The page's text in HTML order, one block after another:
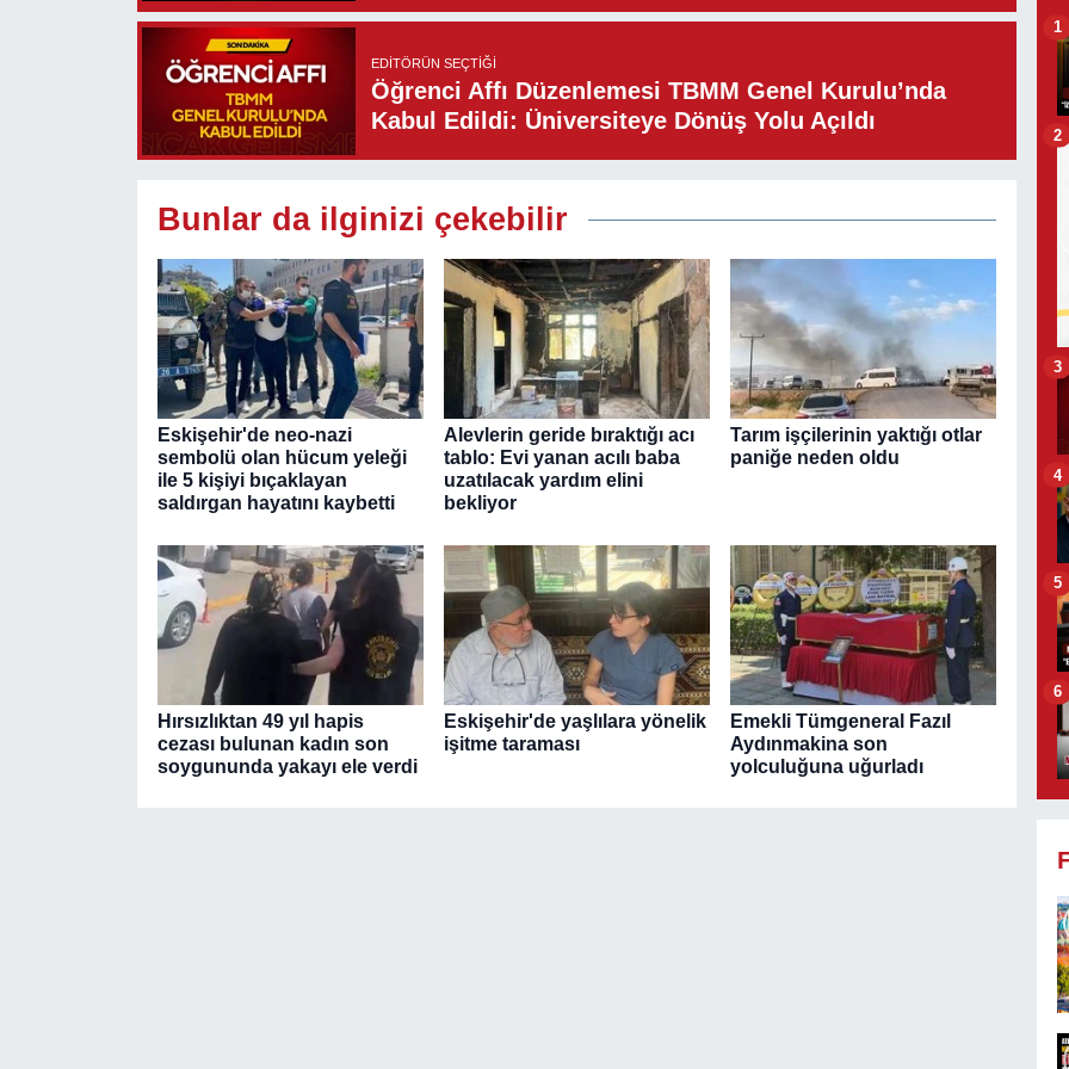
EDITÖRÜN SEÇTIĞI
Öğrenci Affı Düzenlemesi TBMM Genel Kurulu’nda
Kabul Edildi: Üniversiteye Dönüş Yolu Açıldı
Bunlar da ilginizi çekebilir
Eskişehir'de neo-nazi
sembolü olan hücum yeleği
ile 5 kişiyi bıçaklayan
saldırgan hayatını kaybetti
Alevlerin geride bıraktığı acı
tablo: Evi yanan acılı baba
uzatılacak yardım elini
bekliyor
Tarım işçilerinin yaktığı otlar
paniğe neden oldu
Hırsızlıktan 49 yıl hapis
cezası bulunan kadın son
soygununda yakayı ele verdi
Eskişehir'de yaşlılara yönelik
işitme taraması
Emekli Tümgeneral Fazıl
Aydınmakina son
yolculuğuna uğurladı
1
2
3
4
5
6